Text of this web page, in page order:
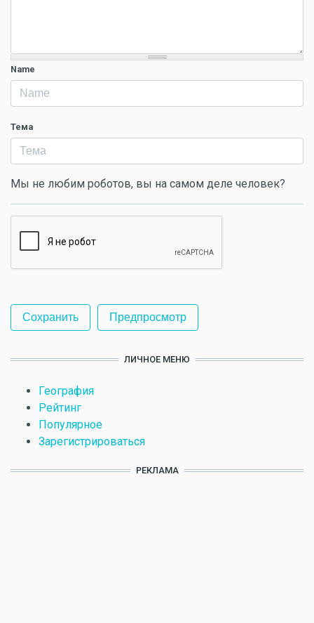
Name
Тема
Мы не любим роботов, вы на самом деле человек?
ЛИЧНОЕ МЕНЮ
География
Рейтинг
Популярное
Зарегистрироваться
РЕКЛАМА